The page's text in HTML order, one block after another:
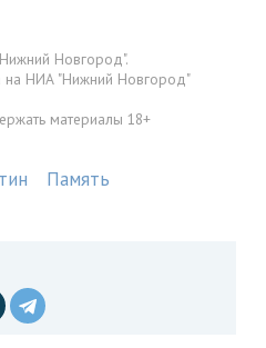
Новгород".
на НИА "Нижний Новгород"
материалы 18+
Память